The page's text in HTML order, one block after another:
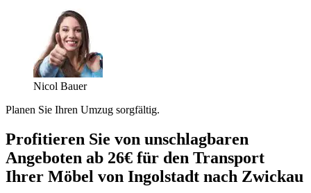
Nicol Bauer
Planen Sie Ihren Umzug sorgfältig.
Profitieren Sie von unschlagbaren
Angeboten ab 26€ für den Transport
Ihrer Möbel von Ingolstadt nach Zwickau